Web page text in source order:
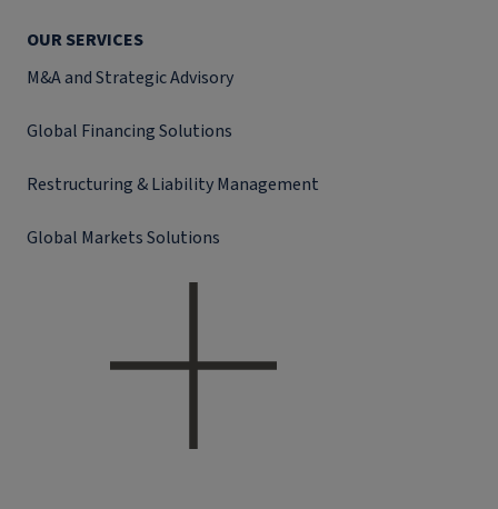
OUR SERVICES
M&A and Strategic Advisory
Global Financing Solutions
Restructuring & Liability Management
Global Markets Solutions